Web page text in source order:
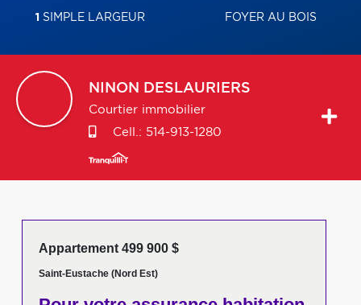
1 SIMPLE LARGEUR FOYER AU BOIS
NINON DESLAURIERS
Courtier immobilier
Cell.: 514-913-1280
Appartement 499 900 $
Saint-Eustache (Nord Est)